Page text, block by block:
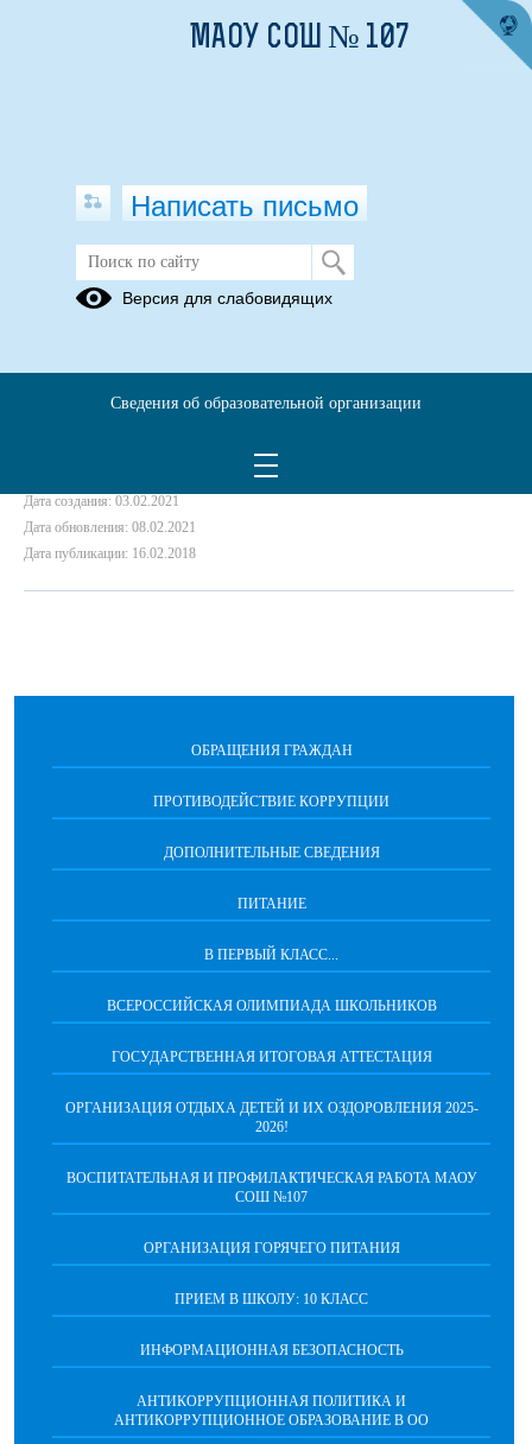
Радуга талантов
Дата создания: 03.02.2021
Дата обновления: 08.02.2021
Дата публикации: 16.02.2018
ОБРАЩЕНИЯ ГРАЖДАН
ПРОТИВОДЕЙСТВИЕ КОРРУПЦИИ
ДОПОЛНИТЕЛЬНЫЕ СВЕДЕНИЯ
ПИТАНИЕ
В ПЕРВЫЙ КЛАСС...
ВСЕРОССИЙСКАЯ ОЛИМПИАДА ШКОЛЬНИКОВ
ГОСУДАРСТВЕННАЯ ИТОГОВАЯ АТТЕСТАЦИЯ
ОРГАНИЗАЦИЯ ОТДЫХА ДЕТЕЙ И ИХ ОЗДОРОВЛЕНИЯ 2025-
2026!
ВОСПИТАТЕЛЬНАЯ И ПРОФИЛАКТИЧЕСКАЯ РАБОТА МАОУ
СОШ №107
ОРГАНИЗАЦИЯ ГОРЯЧЕГО ПИТАНИЯ
ПРИЕМ В ШКОЛУ: 10 КЛАСС
ИНФОРМАЦИОННАЯ БЕЗОПАСНОСТЬ
АНТИКОРРУПЦИОННАЯ ПОЛИТИКА И
АНТИКОРРУПЦИОННОЕ ОБРАЗОВАНИЕ В ОО
МАОУ СОШ № 107
Написать письмо
Версия для слабовидящих
Сведения об образовательной организации